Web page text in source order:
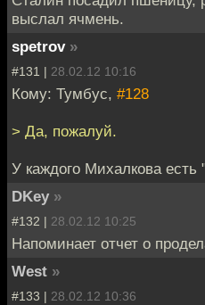
выслал ячмень.
spetrov »
#131 | 28.02.12 10:16
Кому: Тумбус, #128
> Да, пожалуй.
У каждого Михалкова
DKey »
#132 | 28.02.12 10:25
Напоминает отчет о
West »
#133 | 28.02.12 10:36